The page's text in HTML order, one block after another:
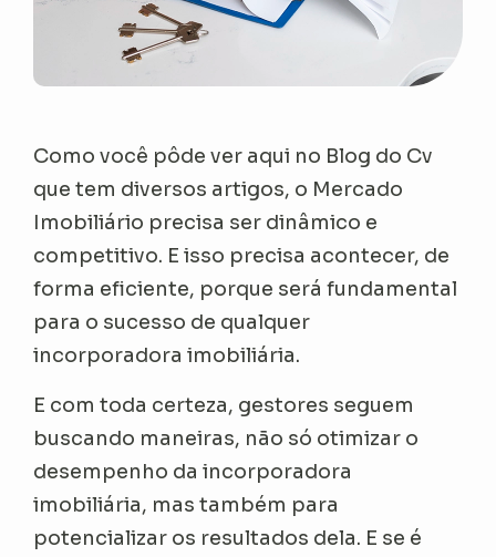
Como você pôde ver aqui no Blog do Cv
que tem diversos artigos, o Mercado
Imobiliário precisa ser dinâmico e
competitivo. E isso precisa acontecer, de
forma eficiente, porque será fundamental
para o sucesso de qualquer
incorporadora imobiliária.
E com toda certeza, gestores seguem
buscando maneiras, não só otimizar o
desempenho da incorporadora
imobiliária, mas também para
potencializar os resultados dela. E se é